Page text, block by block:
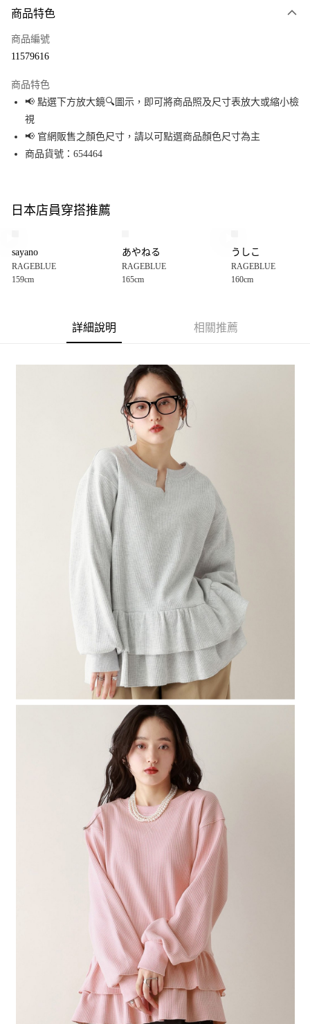
信用卡一次付款
Apple Pay
街口支付
悠遊付
全盈+PAY
【大哥付你分期使用說明】
1.本服務由台灣大哥大提供，台灣大哥大用戶可立即使用無須另外申請。
2.付款方式選擇「大哥付你分期」，訂單成立後會自動跳轉到大哥付的交易
3.實際核准額度、可分期數及費用金額請依後續交易確認頁面所載為準。
4.訂單成立30分鐘內，如未前往確認交易或遇審核未通過，訂單將自動取
消。如遇「轉專審核」未通過狀況，表示未達大哥付你分期系統評分，恕無
1.分期款項不併入電信帳單，「大哥付你分期」於每月結算日後寄送繳費提
2.透過簡訊連結打開帳單後，可選擇「超商條碼／台灣大直營門市／銀行轉
帳／街口支付／iPASS MONEY」等通路繳費。
1.本服務係由「台灣大哥大股份有限公司」（以下簡稱本公司）所提供，讓
用戶於交易時，得透過本服務購買商品或服務，並由商店將買賣／分期付款
買賣價金債權讓與本公司後，依約使用本公司帳單繳交帳款。
2.基於同意付款使用「大哥付你分期」之契約關係目的，商店將以您的個人
資料（包含姓名、電話或地址）提供予台灣大哥大進項蒐集、處理及利用，
由本公司與您本人進行分期帳單所需資料之確認、核對及更正。
3.完整用戶服務條款，請詳閱以下連結：
https://oppay.tw/userRule
AFTEE先享後付
３．安心：先確認商品／服務後，再付款。
【「AFTEE先享後付」結帳流程】
１．於結帳方式選擇「AFTEE先享後付」後，將跳轉至「AFTEE先享後付」
結帳頁面，進行簡訊認證並確認金額後，即可完成結帳。
２．訂單成立數日內，您將收到繳費通知簡訊。
３．收到繳費通知簡訊後14天內，點擊此簡訊中的連結，可透過四大超商／
ATM／網路銀行／等多元方式進行付款，方視為交易完成。
※ 請注意：結帳手續完成當下不需立刻繳費，但若您需要取消訂單，請聯絡
購買商品的店家。未經商家同意取消之訂單仍視為有效，需透過AFTEE先享
後付繳納相關費用。
※ 交易是否成功請以「AFTEE先享後付 」之結帳頁面顯示為準，若有關於
是否繳費成功／繳費後需取消欲退款等相關疑問，請聯繫「AFTEE先享後付
https://netprotections.freshdesk.com/support/home
１．透過由恩沛科技股份有限公司提供之「AFTEE先享後付」服務完成之交
易，需依本服務之必要範圍內提供個人資料，並將交易相關給付款項請求債
權轉讓予恩沛科技股份有限公司。
２．關於個人資料處理事宜，請瀏覽以下網址：https://aftee.tw/terms/#terms3
３．未成年的使用者請事先徵得法定代理人或監護人之同意方可使用
「AFTEE先享後付」，若未經同意申辦者引起之損失，本公司不負相關責
４．使用「AFTEE先享後付」時，將依據個別帳號之用戶狀況，依本公司即
時審查核予不同之上限額度；若仍有額度不足之情形，本公司將視審查結果
請求用戶進行身份認證。
５．嚴禁一人註冊多個帳號或使用他人資訊註冊。若發現惡意使用之情形，
恩沛科技股份有限公司將有權停止該用戶之使用額度並採取法律行動。
全家 取貨付款
每筆NT$80，滿NT$1,500(含以上)免運費
每筆NT$80，滿NT$1,500(含以上)免運費
每筆NT$80，滿NT$1,500(含以上)免運費
每筆NT$80，滿NT$1,500(含以上)免運費
每筆NT$80，滿NT$1,500(含以上)免運費
商品特色
商品編號
11579616
商品特色
📢 點選下方放大鏡🔍圖示，即可將商品照及尺寸表放大或縮小檢
視
📢 官網販售之顏色尺寸，請以可點選商品顏色尺寸為主
商品貨號：654464
日本店員穿搭推薦
sayano
RAGEBLUE
159cm
あやねる
RAGEBLUE
165cm
うしこ
RAGEBLUE
160cm
詳細說明 相關推薦